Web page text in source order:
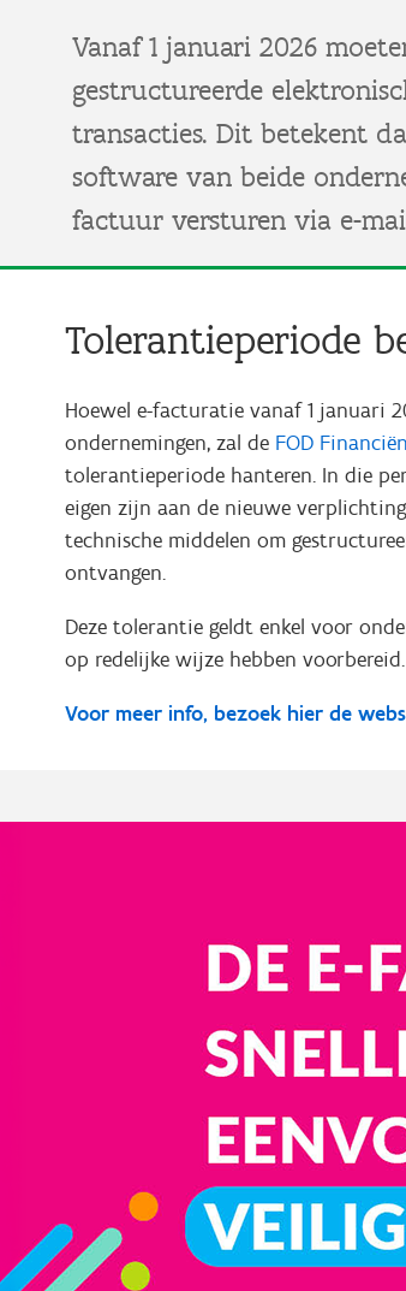
Vanaf 1 januari 2026
gestructureerde
transacties. Dit betekent
software van beide
factuur versturen via e-
Tolerantieperiode
Hoewel e-facturatie vanaf 1 januari
ondernemingen, zal de FOD Financiën
tolerantieperiode hanteren. In die
eigen zijn aan de nieuwe
technische middelen om
ontvangen.
Deze tolerantie geldt enkel voor
op redelijke wijze hebben
Voor meer info, bezoek hier de